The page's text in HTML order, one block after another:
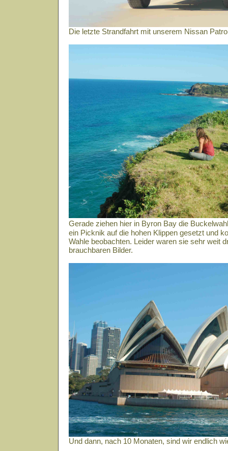
Die letzte Strandfahrt mit unserem Nissan
Gerade ziehen hier in Byron Bay die
ein Picknik auf die hohen Klippen gesetzt und
Wahle beobachten. Leider waren sie sehr weit
brauchbaren Bilder.
Und dann, nach 10 Monaten, sind wir endlich